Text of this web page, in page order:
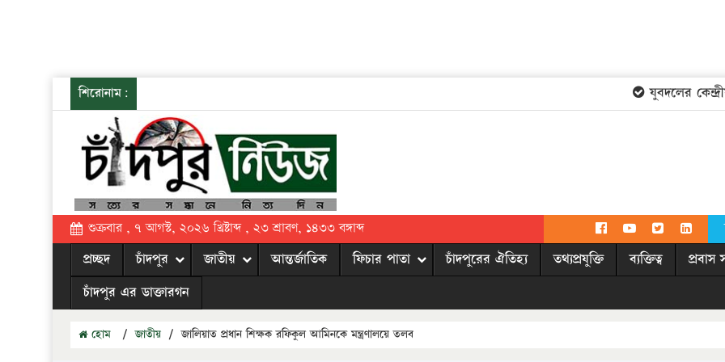
শিরোনাম: যুবদলের কেন্দ্রীয়
শুক্রবার , ৭ আগস্ট, ২০২৬ খ্রিষ্টাব্দ , ২৩ শ্রাবণ, ১৪৩৩ বঙ্গাব্দ
প্রচ্ছদ চাঁদপুর জাতীয় আন্তর্জাতিক ফিচার পাতা চাঁদপুরের ঐতিহ্য তথ্যপ্রযুক্তি ব্যক্তিত্ব প্রবাস
চাঁদপুর এর ডাক্তারগন
হোম / জাতীয় / জালিয়াত প্রধান শিক্ষক রফিকুল আমিনকে মন্ত্রণালয়ে তলব